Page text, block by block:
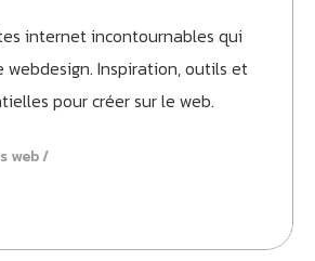
internet incontournables qui
Inspiration, outils et
pour créer sur le web.
web